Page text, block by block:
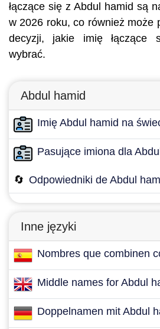
łączące się z Abdul hamid są
w 2026 roku, co również może
decyzji, jakie imię łączące
wybrać.
Abdul hamid
Imię Abdul hamid na
Pasujące imiona dla
🔄 Odpowiedniki de Abdul
Inne języki
Nombres que combinen
Middle names for Abdul
Doppelnamen mit Abdul